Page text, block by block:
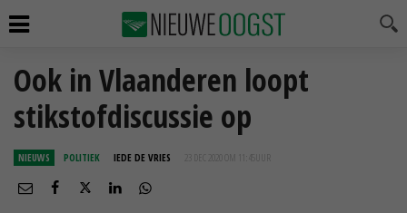
Ook in Vlaanderen loopt
stikstofdiscussie op
NIEUWS POLITIEK IEDE DE VRIES 23 DEC 2020 OM 11:45